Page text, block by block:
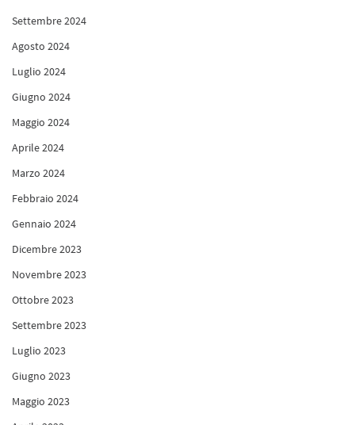
Settembre 2024
Agosto 2024
Luglio 2024
Giugno 2024
Maggio 2024
Aprile 2024
Marzo 2024
Febbraio 2024
Gennaio 2024
Dicembre 2023
Novembre 2023
Ottobre 2023
Settembre 2023
Luglio 2023
Giugno 2023
Maggio 2023